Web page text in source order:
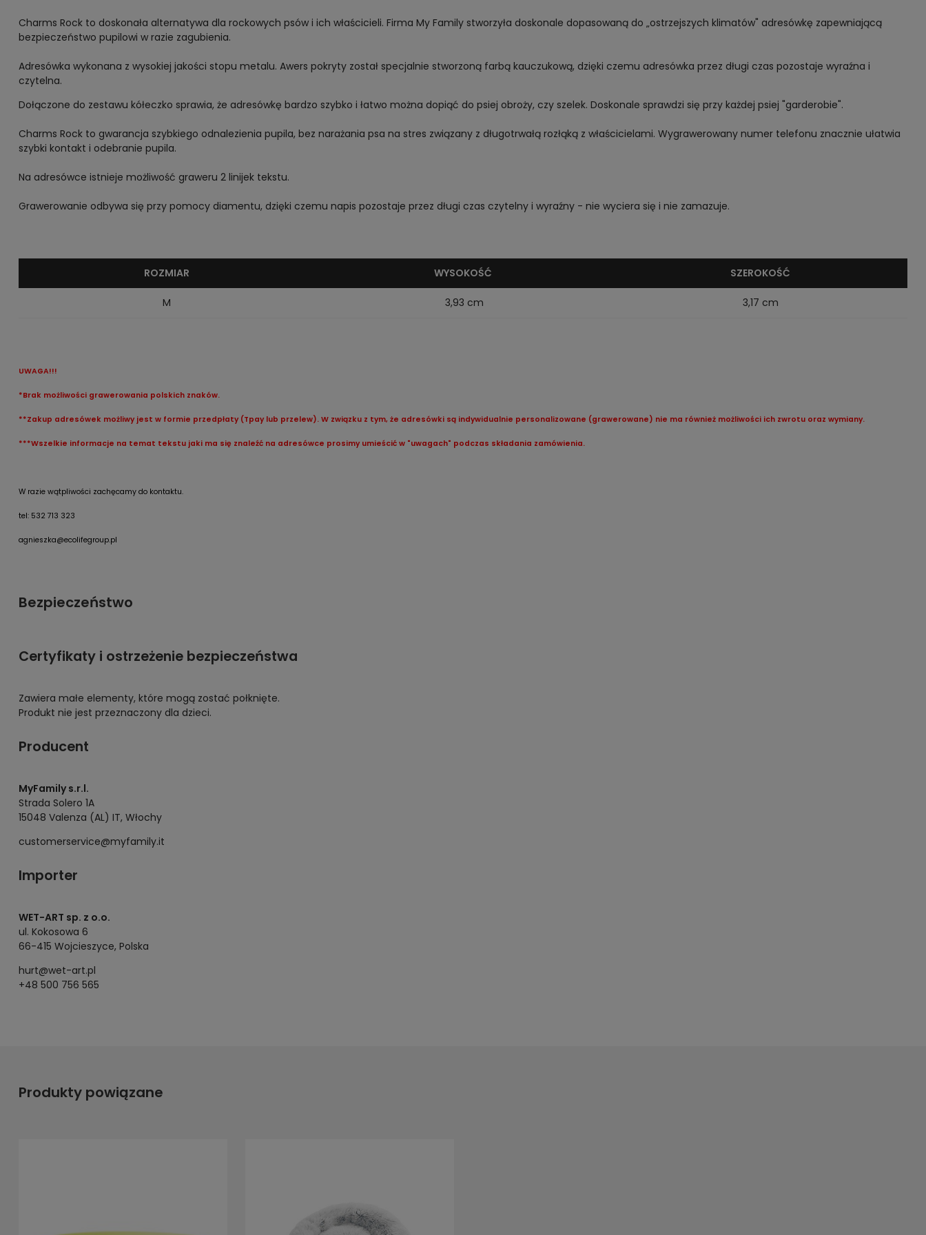
Charms Rock to doskonała alternatywa dla rockowych psów i ich właścicieli. Firma My Family stworzyła doskonale dopasowaną do „ostrzejszych klimatów" adresówkę zapewniającą
bezpieczeństwo pupilowi w razie zagubienia.
Adresówka wykonana z wysokiej jakości stopu metalu. Awers pokryty został specjalnie stworzoną farbą kauczukową, dzięki czemu adresówka przez długi czas pozostaje wyraźna i
czytelna.
Dołączone do zestawu kółeczko sprawia, że adresówkę bardzo szybko i łatwo można dopiąć do psiej obroży, czy szelek. Doskonale sprawdzi się przy każdej psiej "garderobie".
Charms Rock to gwarancja szybkiego odnalezienia pupila, bez narażania psa na stres związany z długotrwałą rozłąką z właścicielami. Wygrawerowany numer telefonu znacznie ułatwia
szybki kontakt i odebranie pupila.
Na adresówce istnieje możliwość graweru 2 linijek tekstu.
Grawerowanie odbywa się przy pomocy diamentu, dzięki czemu napis pozostaje przez długi czas czytelny i wyraźny - nie wyciera się i nie zamazuje.
ROZMIAR WYSOKOŚĆ SZEROKOŚĆ
M 3,93 cm 3,17 cm
UWAGA!!!
*Brak możliwości grawerowania polskich znaków.
**Zakup adresówek możliwy jest w formie przedpłaty (Tpay lub przelew). W związku z tym, że adresówki są indywidualnie personalizowane (grawerowane) nie ma również możliwości ich zwrotu oraz wymiany.
***Wszelkie informacje na temat tekstu jaki ma się znaleźć na adresówce prosimy umieścić w "uwagach" podczas składania zamówienia.
W razie wątpliwości zachęcamy do kontaktu.
tel: 532 713 323
agnieszka@ecolifegroup.pl
Bezpieczeństwo
Certyfikaty i ostrzeżenie bezpieczeństwa
Zawiera małe elementy, które mogą zostać połknięte.
Produkt nie jest przeznaczony dla dzieci.
Producent
MyFamily s.r.l.
Strada Solero 1A
15048 Valenza (AL) IT, Włochy
customerservice@myfamily.it
Importer
WET-ART sp. z o.o.
ul. Kokosowa 6
66-415 Wojcieszyce, Polska
hurt@wet-art.pl
+48 500 756 565
Produkty powiązane